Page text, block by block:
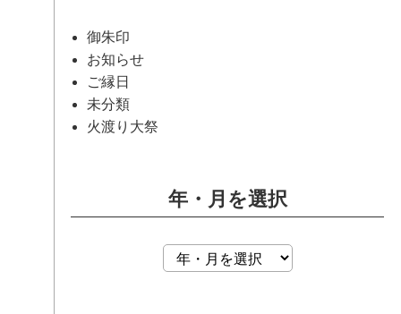
御朱印
お知らせ
ご縁日
未分類
火渡り大祭
年・月を選択